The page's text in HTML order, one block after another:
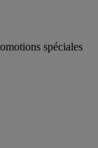
spéciales